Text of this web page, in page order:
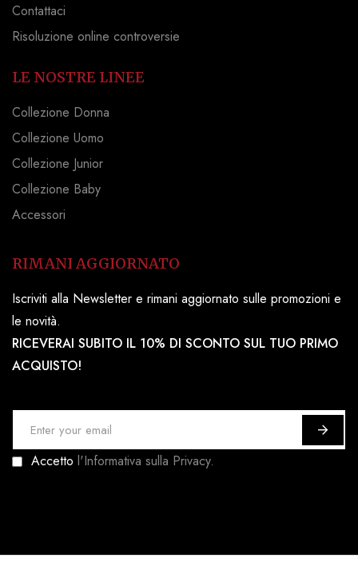
Contattaci
Risoluzione online controversie
LE NOSTRE LINEE
Collezione Donna
Collezione Uomo
Collezione Junior
Collezione Baby
Accessori
RIMANI AGGIORNATO
Iscriviti alla Newsletter e rimani aggiornato sulle promozioni e
le novità.
RICEVERAI SUBITO IL 10% DI SCONTO SUL TUO PRIMO
ACQUISTO!
c
i
Accetto l'Informativa sulla Privacy.